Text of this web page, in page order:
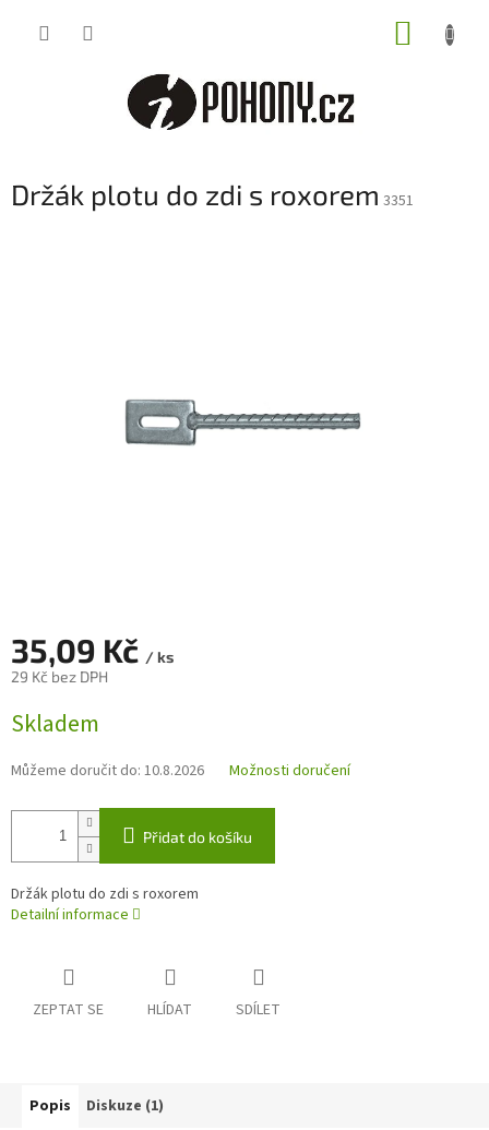
Držák plotu do zdi s roxorem 3351
35,09 Kč / ks
29 Kč bez DPH
cena:
Skladem
Můžeme doručit do: 10.8.2026 Možnosti doručení
Přidat do košíku
Držák plotu do zdi s roxorem
Detailní informace
ZEPTAT SE HLÍDAT SDÍLET
Popis Diskuze (1)